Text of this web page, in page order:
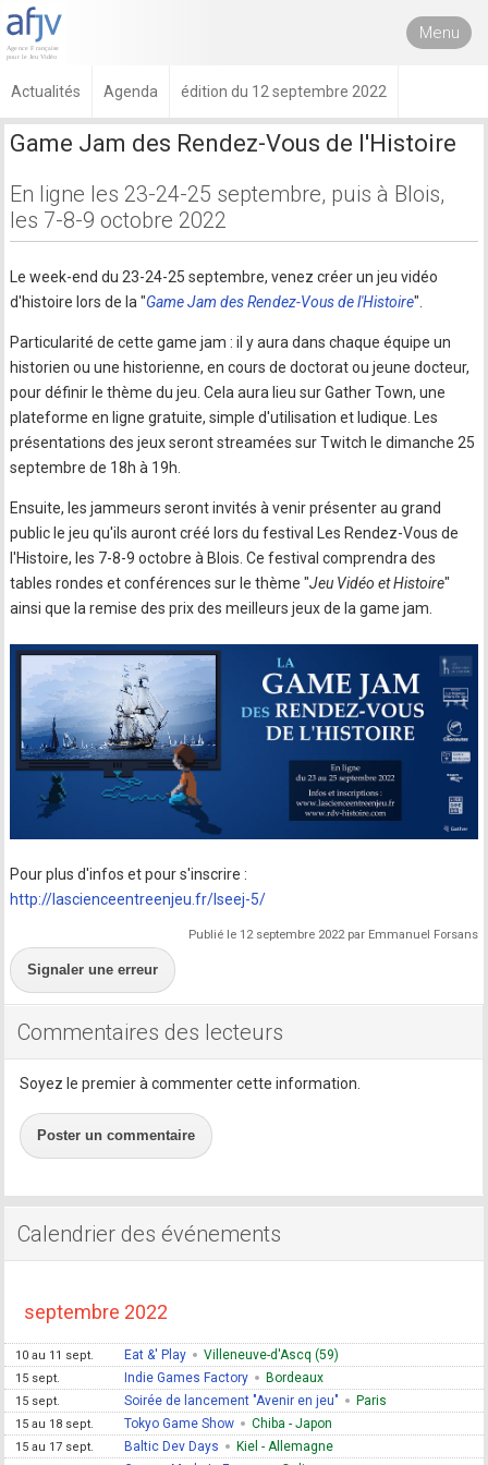
Menu
Actualités Agenda édition du 12 septembre 2022
Game Jam des Rendez-Vous de l'Histoire
En ligne les 23-24-25 septembre, puis à Blois,
les 7-8-9 octobre 2022
Le week-end du 23-24-25 septembre, venez créer un jeu vidéo
d'histoire lors de la "Game Jam des Rendez-Vous de l'Histoire".
Particularité de cette game jam : il y aura dans chaque équipe un
historien ou une historienne, en cours de doctorat ou jeune docteur,
pour définir le thème du jeu. Cela aura lieu sur Gather Town, une
plateforme en ligne gratuite, simple d'utilisation et ludique. Les
présentations des jeux seront streamées sur Twitch le dimanche 25
septembre de 18h à 19h.
Ensuite, les jammeurs seront invités à venir présenter au grand
public le jeu qu'ils auront créé lors du festival Les Rendez-Vous de
l'Histoire, les 7-8-9 octobre à Blois. Ce festival comprendra des
tables rondes et conférences sur le thème "Jeu Vidéo et Histoire"
ainsi que la remise des prix des meilleurs jeux de la game jam.
Pour plus d'infos et pour s'inscrire :
http://lascienceentreenjeu.fr/lseej-5/
Publié le 12 septembre 2022 par Emmanuel Forsans
Signaler une erreur
Commentaires des lecteurs
Soyez le premier à commenter cette information.
Poster un commentaire
Calendrier des événements
septembre 2022
10 au 11 sept. Eat &' Play Villeneuve-d'Ascq (59)
15 sept. Indie Games Factory Bordeaux
15 sept. Soirée de lancement "Avenir en jeu" Paris
15 au 18 sept. Tokyo Game Show Chiba - Japon
15 au 17 sept. Baltic Dev Days Kiel - Allemagne